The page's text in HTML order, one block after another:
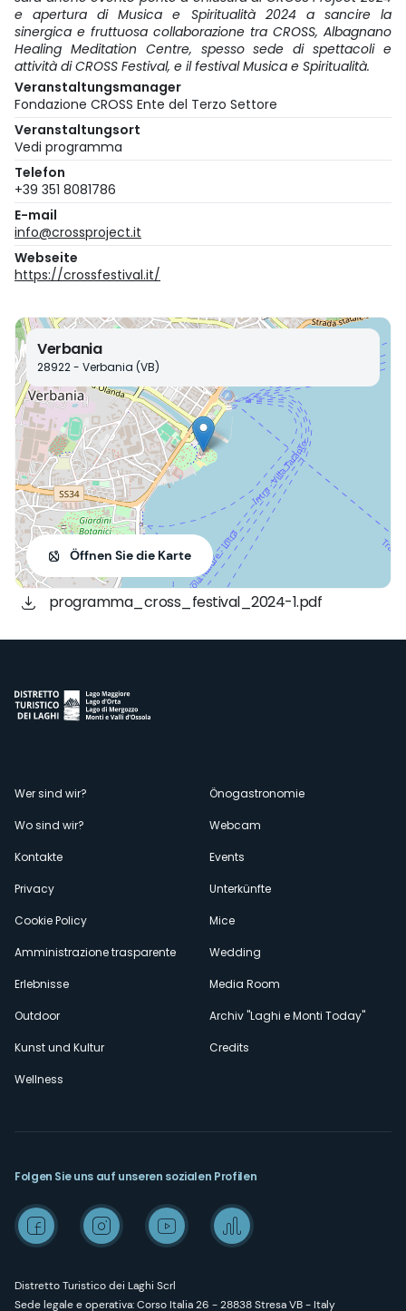
e apertura di Musica e Spiritualità 2024 a sancire la
sinergica e fruttuosa collaborazione tra CROSS, Albagnano
Healing Meditation Centre, spesso sede di spettacoli e
attività di CROSS Festival, e il festival Musica e Spiritualità.
Veranstaltungsmanager
Fondazione CROSS Ente del Terzo Settore
Veranstaltungsort
Vedi programma
Telefon
+39 351 8081786
E-mail
info@crossproject.it
Webseite
https://crossfestival.it/
Verbania
28922 - Verbania (VB)
Öffnen Sie die Karte
programma_cross_festival_2024-1.pdf
Menù
secondario
Wer sind wir?
Wo sind wir?
Kontakte
Privacy
Cookie Policy
Amministrazione trasparente
Erlebnisse
Outdoor
Kunst und Kultur
Wellness
Önogastronomie
Webcam
Events
Unterkünfte
Mice
Wedding
Media Room
Archiv "Laghi e Monti Today"
Credits
Distretto Turistico dei Laghi Scrl
Sede legale e operativa: Corso Italia 26 - 28838 Stresa VB - Italy
Folgen Sie uns auf unseren sozialen Profilen